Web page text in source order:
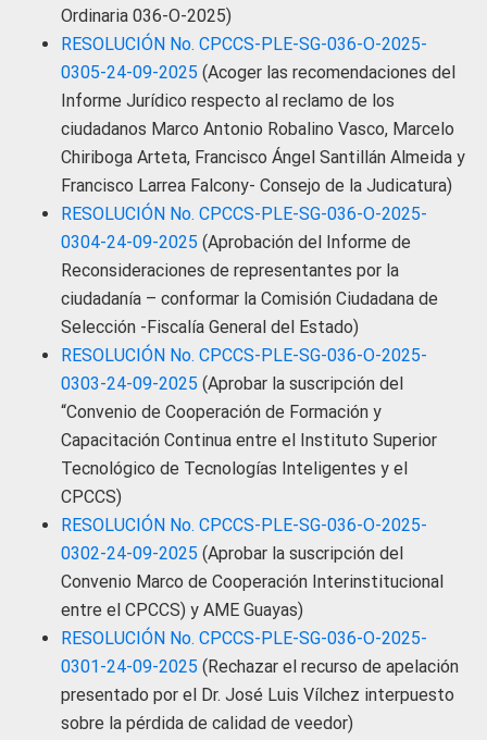
Ordinaria 036-O-2025)
RESOLUCIÓN No. CPCCS-PLE-SG-036-O-2025-
0305-24-09-2025 (Acoger las recomendaciones del
Informe Jurídico respecto al reclamo de los
ciudadanos Marco Antonio Robalino Vasco, Marcelo
Chiriboga Arteta, Francisco Ángel Santillán Almeida y
Francisco Larrea Falcony- Consejo de la Judicatura)
RESOLUCIÓN No. CPCCS-PLE-SG-036-O-2025-
0304-24-09-2025 (Aprobación del Informe de
Reconsideraciones de representantes por la
ciudadanía – conformar la Comisión Ciudadana de
Selección -Fiscalía General del Estado)
RESOLUCIÓN No. CPCCS-PLE-SG-036-O-2025-
0303-24-09-2025 (Aprobar la suscripción del
“Convenio de Cooperación de Formación y
Capacitación Continua entre el Instituto Superior
Tecnológico de Tecnologías Inteligentes y el
CPCCS)
RESOLUCIÓN No. CPCCS-PLE-SG-036-O-2025-
0302-24-09-2025 (Aprobar la suscripción del
Convenio Marco de Cooperación Interinstitucional
entre el CPCCS) y AME Guayas)
RESOLUCIÓN No. CPCCS-PLE-SG-036-O-2025-
0301-24-09-2025 (Rechazar el recurso de apelación
presentado por el Dr. José Luis Vílchez interpuesto
sobre la pérdida de calidad de veedor)